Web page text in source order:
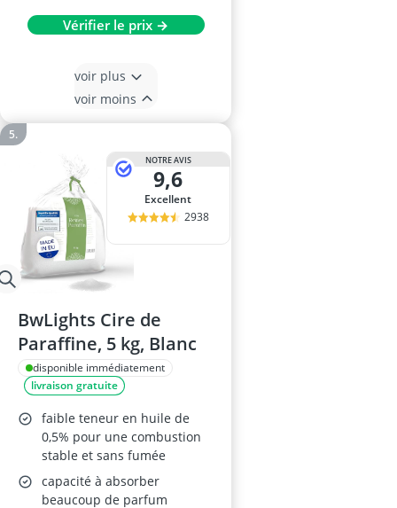
Vérifier le prix →
voir plus
voir moins
NOTRE AVIS
9,6
Excellent
2938
BwLights Cire de
Paraffine, 5 kg, Blanc
disponible immédiatement
livraison gratuite
faible teneur en huile de
0,5% pour une combustion
stable et sans fumée
capacité à absorber
beaucoup de parfum